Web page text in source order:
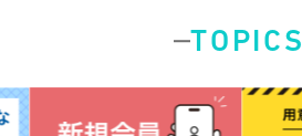
TOPICS